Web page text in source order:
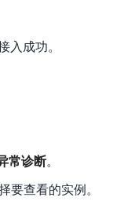
入成功。
常诊断。
要查看的实例。